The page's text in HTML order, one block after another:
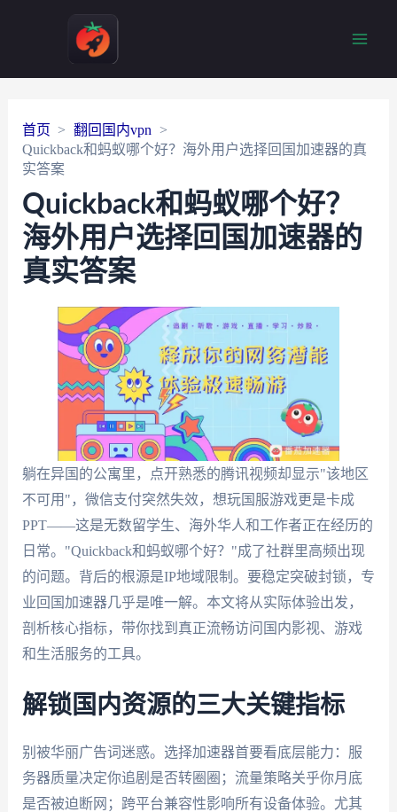
首页
翻回国内vpn
Quickback和蚂蚁哪个好？海外用户选择回国加速器的真
实答案
Quickback和蚂蚁哪个好？
海外用户选择回国加速器的
真实答案
躺在异国的公寓里，点开熟悉的腾讯视频却显示"该地区
不可用"，微信支付突然失效，想玩国服游戏更是卡成
PPT——这是无数留学生、海外华人和工作者正在经历的
日常。"Quickback和蚂蚁哪个好？"成了社群里高频出现
的问题。背后的根源是IP地域限制。要稳定突破封锁，专
业回国加速器几乎是唯一解。本文将从实际体验出发，
剖析核心指标，带你找到真正流畅访问国内影视、游戏
和生活服务的工具。
解锁国内资源的三大关键指标
别被华丽广告词迷惑。选择加速器首要看底层能力：服
务器质量决定你追剧是否转圈圈；流量策略关乎你月底
是否被迫断网；跨平台兼容性影响所有设备体验。尤其